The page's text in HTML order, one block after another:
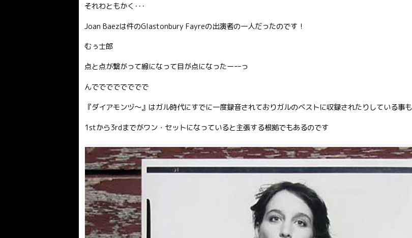
それわともかく･･･
Joan Baezは件のGlastonbury Fayreの出演者の一人だったのです！
むぅ士郎
点と点が繋がって線になって目が点になったーｰｰっ
んでででででででで
『ダイアモンヅ〜』はガル時代にすでに一度録音されておりガルのベストに収録されたりしている事も
1stから3rdまでがワン・セットになっていると主張する根拠でもあるのです